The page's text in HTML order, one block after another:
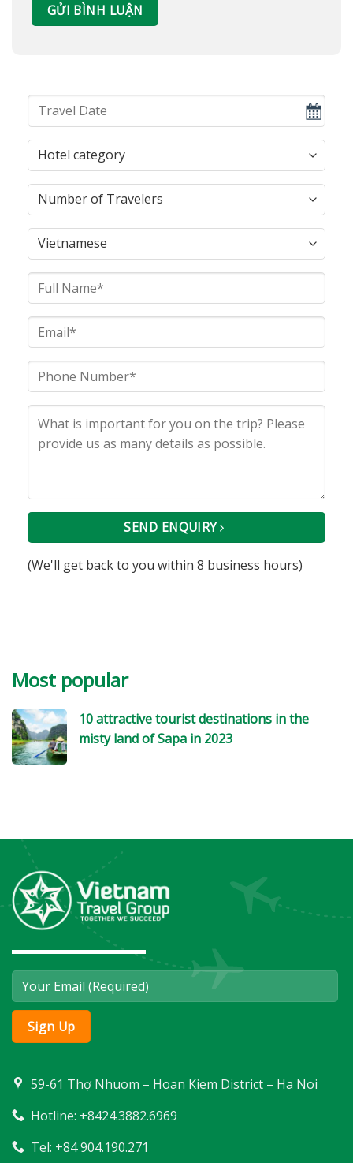
SEND ENQUIRY
(We'll get back to you within 8 business hours)
Most popular
10 attractive tourist destinations in the
misty land of Sapa in 2023
59-61 Thợ Nhuom – Hoan Kiem District – Ha Noi
Hotline: +8424.3882.6969
Tel: +84 904.190.271